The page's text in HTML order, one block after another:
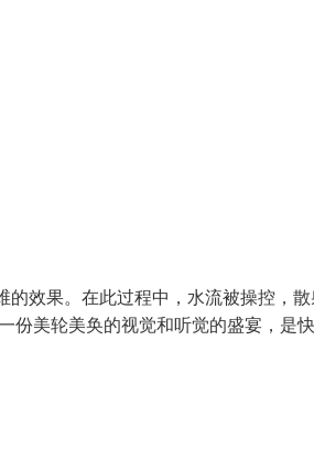
效果。在此过程中，水流被操控，
份美轮美奂的视觉和听觉的盛宴，是